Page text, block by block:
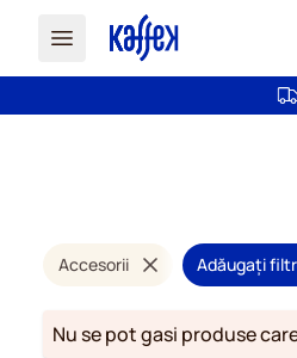
Accesorii Adăugați
Nu se pot gasi produse